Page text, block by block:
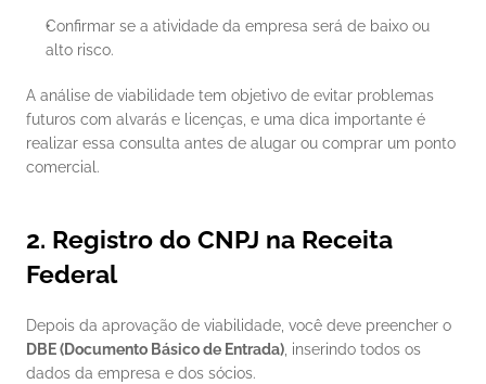
Confirmar se a atividade da empresa será de baixo ou
alto risco.
A análise de viabilidade tem objetivo de evitar problemas
futuros com alvarás e licenças, e uma dica importante é
realizar essa consulta antes de alugar ou comprar um ponto
comercial.
2. Registro do CNPJ na Receita
Federal
DBE (Documento Básico de Entrada), inserindo todos os
dados da empresa e dos sócios.